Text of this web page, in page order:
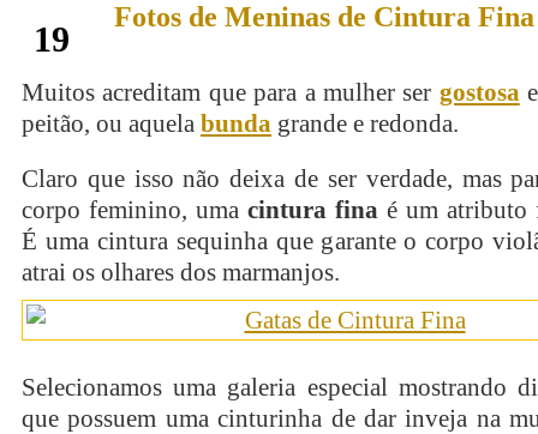
19
Fotos de Meninas de Cintura Fina
Muitos acreditam que para a mulher ser gostosa
peitão, ou aquela bunda grande e redonda.
Claro que isso não deixa de ser verdade, mas
corpo feminino, uma cintura fina é um atributo
É uma cintura sequinha que garante o corpo
atrai os olhares dos marmanjos.
Selecionamos uma galeria especial mostrando
que possuem uma cinturinha de dar inveja na